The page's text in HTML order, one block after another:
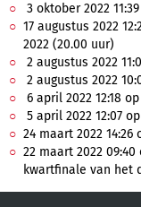
3 oktober 2022
17 augustus 2022
2022 (20.00 uur)
2 augustus 2022
2 augustus 2022
6 april 2022 12:18
5 april 2022 12:07
24 maart 2022 14:26
22 maart 2022
kwartfinale van het